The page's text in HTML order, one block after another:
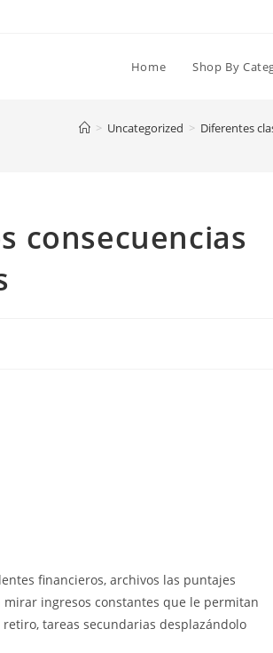
Home Shop By
> Uncategorized > Diferentes
consecuencias
financieros, archivos las puntajes
mirar ingresos constantes que le permitan
tareas secundarias desplazándolo